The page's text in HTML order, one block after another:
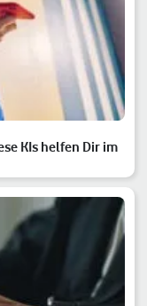
KIs helfen Dir im